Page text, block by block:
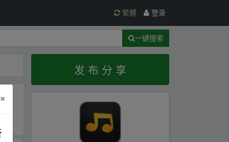
繁體 登录
一键搜索
发 布 分 享
×